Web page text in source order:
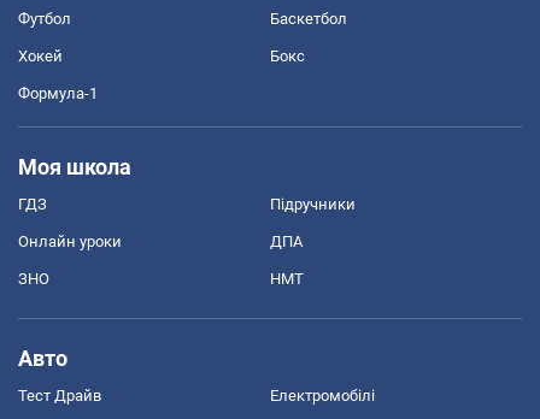
Футбол Баскетбол
Хокей Бокс
Формула-1
Моя школа
ГДЗ Підручники
Онлайн уроки ДПА
ЗНО НМТ
Авто
Тест Драйв Електромобілі